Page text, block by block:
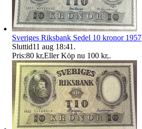
Sveriges Riksbank Sedel 10 kronor 1957
Sluttid11 aug 18:41 .
Pris:80 kr,Eller Köp nu 100 kr,.